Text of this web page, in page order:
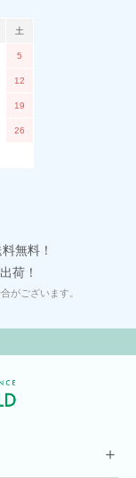
土
5
12
19
26
無料！
荷！
がございます。
＋